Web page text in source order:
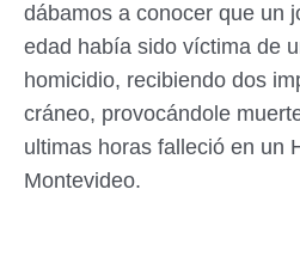
dábamos a conocer que un
edad había sido víctima de
homicidio, recibiendo dos
cráneo, provocándole
ultimas horas falleció en un
Montevideo.